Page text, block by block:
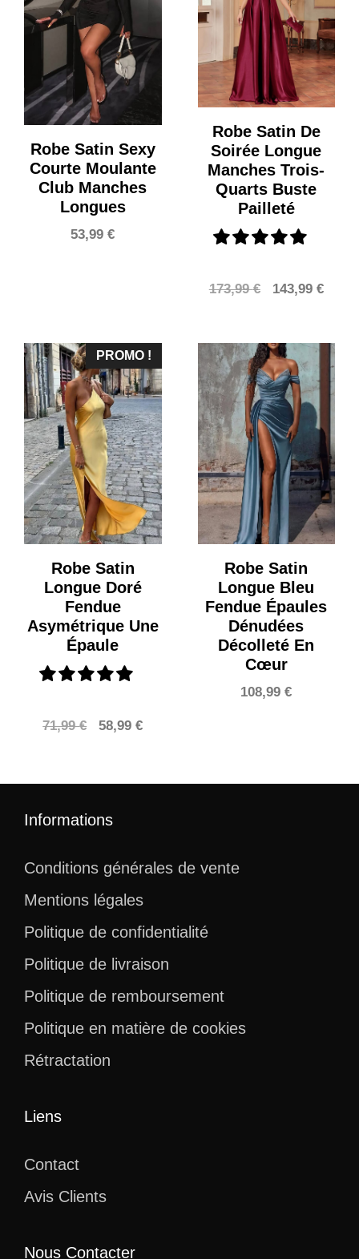
Robe Satin Sexy
Courte Moulante
Club Manches
Longues
53,99€
Robe Satin De
Soirée Longue
Manches Trois-
Quarts Buste
Pailleté
173,99€
Le
était :
173,99 €.
143,99 €Le
est :
PROMO !
Robe Satin
Longue Doré
Fendue
Asymétrique Une
Épaule
71,99€
Le
était :
58,99€Le
est :
Robe Satin
Longue Bleu
Fendue Épaules
Dénudées
Décolleté En
Cœur
108,99€
Informations
Conditions générales de vente
Mentions légales
Politique de confidentialité
Politique de livraison
Politique de remboursement
Politique en matière de cookies
Rétractation
Liens
Contact
Avis Clients
Nous Contacter